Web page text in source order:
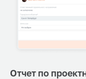
Отчет по